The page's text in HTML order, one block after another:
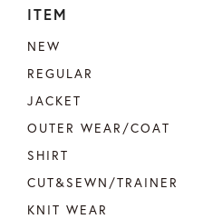
ITEM
NEW
REGULAR
JACKET
OUTER WEAR/COAT
SHIRT
CUT&SEWN/TRAINER
KNIT WEAR